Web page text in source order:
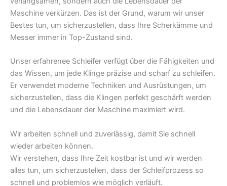
Maschine verkürzen. Das ist der Grund, warum wir unser
Bestes tun, um sicherzustellen, dass Ihre Scherkämme und
Messer immer in Top-Zustand sind.
Unser erfahrenee Schleifer verfügt über die Fähigkeiten und
das Wissen, um jede Klinge präzise und scharf zu schleifen.
Er verwendet moderne Techniken und Ausrüstungen, um
sicherzustellen, dass die Klingen perfekt geschärft werden
und die Lebensdauer der Maschine maximiert wird.
Wir arbeiten schnell und zuverlässig, damit Sie schnell
wieder arbeiten können.
Wir verstehen, dass Ihre Zeit kostbar ist und wir werden
alles tun, um sicherzustellen, dass der Schleifprozess so
schnell und problemlos wie möglich verläuft.